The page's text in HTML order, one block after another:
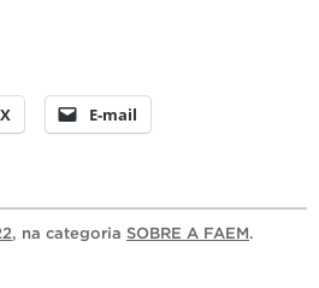
X E-mail
, na categoria SOBRE A FAEM.